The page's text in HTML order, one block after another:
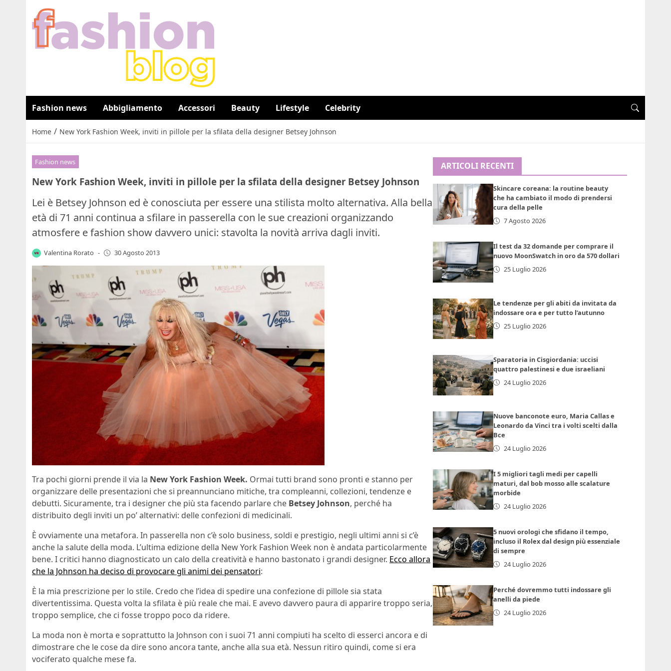
Fashion news Abbigliamento Accessori Beauty Lifestyle Celebrity
Home / New York Fashion Week, inviti in pillole per la sfilata della designer Betsey Johnson
Fashion news
New York Fashion Week, inviti in pillole per la sfilata della designer Betsey Johnson
Lei è Betsey Johnson ed è conosciuta per essere una stilista molto alternativa. Alla bella
età di 71 anni continua a sfilare in passerella con le sue creazioni organizzando
atmosfere e fashion show davvero unici: stavolta la novità arriva dagli inviti.
Valentina Rorato - 30 Agosto 2013
Tra pochi giorni prende il via la New York Fashion Week. Ormai tutti brand sono pronti e stanno per
organizzare delle presentazioni che si preannunciano mitiche, tra compleanni, collezioni, tendenze e
debutti. Sicuramente, tra i designer che più sta facendo parlare che Betsey Johnson, perché ha
distribuito degli inviti un po’ alternativi: delle confezioni di medicinali.
È ovviamente una metafora. In passerella non c’è solo business, soldi e prestigio, negli ultimi anni si c’è
anche la salute della moda. L’ultima edizione della New York Fashion Week non è andata particolarmente
bene. I critici hanno diagnosticato un calo della creatività e hanno bastonato i grandi designer. Ecco allora
che la Johnson ha deciso di provocare gli animi dei pensatori:
È la mia prescrizione per lo stile. Credo che l’idea di spedire una confezione di pillole sia stata
divertentissima. Questa volta la sfilata è più reale che mai. E avevo davvero paura di apparire troppo seria,
troppo semplice, che ci fosse troppo poco da ridere.
La moda non è morta e soprattutto la Johnson con i suoi 71 anni compiuti ha scelto di esserci ancora e di
dimostrare che le cose da dire sono ancora tante, anche alla sua età. Nessun ritiro quindi, come si era
vociferato qualche mese fa.
ARTICOLI RECENTI
Skincare coreana: la routine beauty
che ha cambiato il modo di prendersi
cura della pelle
7 Agosto 2026
Il test da 32 domande per comprare il
nuovo MoonSwatch in oro da 570 dollari
25 Luglio 2026
Le tendenze per gli abiti da invitata da
indossare ora e per tutto l’autunno
25 Luglio 2026
Sparatoria in Cisgiordania: uccisi
quattro palestinesi e due israeliani
24 Luglio 2026
Nuove banconote euro, Maria Callas e
Leonardo da Vinci tra i volti scelti dalla
Bce
24 Luglio 2026
I 5 migliori tagli medi per capelli
maturi, dal bob mosso alle scalature
morbide
24 Luglio 2026
5 nuovi orologi che sfidano il tempo,
incluso il Rolex dal design più essenziale
di sempre
24 Luglio 2026
Perché dovremmo tutti indossare gli
anelli da piede
24 Luglio 2026